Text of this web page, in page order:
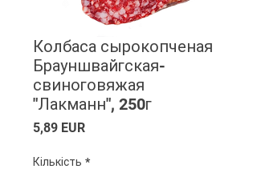
Колбаса сырокопченая
Брауншвайгская-
свиноговяжая
"Лакманн", 250г
5,89 EURЦіна
Кількість *